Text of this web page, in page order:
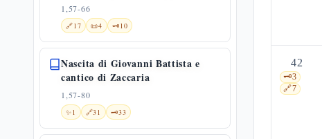
1,57-66
🔗17 📜4 🗝️10
Nascita di Giovanni Battista e
cantico di Zaccaria
1,57-80
✨1 🔗31 🗝️33
42
🗝️3
🔗7